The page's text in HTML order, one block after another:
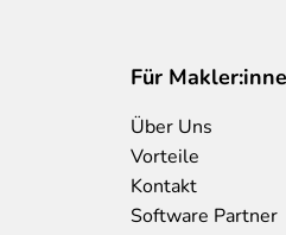
Für
Über Uns
Vorteile
Kontakt
Software Partner